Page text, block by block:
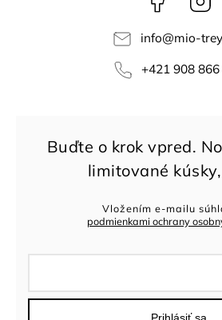
info@mio-
+421 908
Vložením e-mailu
podmienkami ochrany